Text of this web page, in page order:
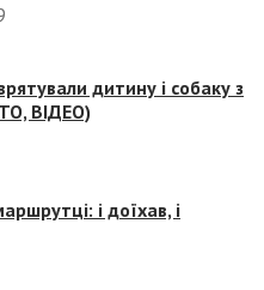
дитину і собаку з
ВІДЕО)
і доїхав, і